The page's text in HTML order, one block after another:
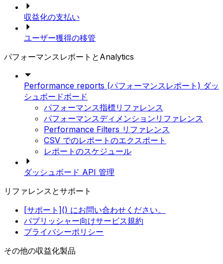
収益化の支払い
ユーザー獲得の移管
パフォーマンスレポートとAnalytics
Performance reports (パフォーマンスレポート) ダッ
シュボードボード
パフォーマンス指標リファレンス
パフォーマンスディメンションリファレンス
Performance Filters リファレンス
CSV でのレポートのエクスポート
レポートのスケジュール
ダッシュボード API 管理
リファレンスとサポート
[サポート]() にお問い合わせください。
パブリッシャー向けサービス規約
プライバシーポリシー
その他の収益化製品